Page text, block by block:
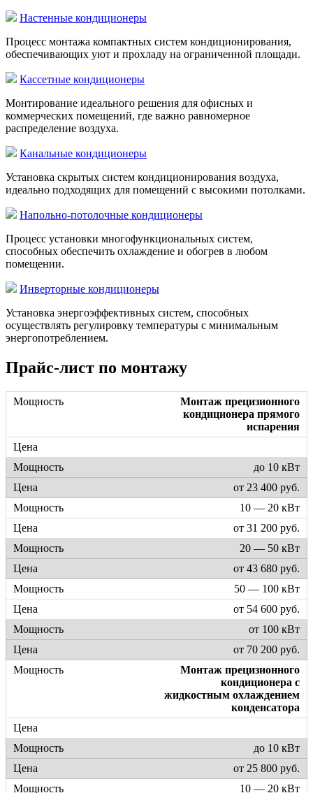
Настенные кондиционеры
Процесс монтажа компактных систем кондиционирования,
обеспечивающих уют и прохладу на ограниченной площади.
Кассетные кондиционеры
Монтирование идеального решения для офисных и
коммерческих помещений, где важно равномерное
распределение воздуха.
Канальные кондиционеры
Установка скрытых систем кондиционирования воздуха,
идеально подходящих для помещений с высокими потолками.
Напольно-потолочные кондиционеры
Процесс установки многофункциональных систем,
способных обеспечить охлаждение и обогрев в любом
помещении.
Инверторные кондиционеры
Установка энергоэффективных систем, способных
осуществлять регулировку температуры с минимальным
энергопотреблением.
Прайс-лист по монтажу
Монтаж прецизионного
кондиционера прямого
испарения
до 10 кВт
от 23 400 руб.
10 — 20 кВт
от 31 200 руб.
20 — 50 кВт
от 43 680 руб.
50 — 100 кВт
от 54 600 руб.
от 100 кВт
от 70 200 руб.
Монтаж прецизионного
кондиционера с
жидкостным охлаждением
конденсатора
до 10 кВт
от 25 800 руб.
10 — 20 кВт